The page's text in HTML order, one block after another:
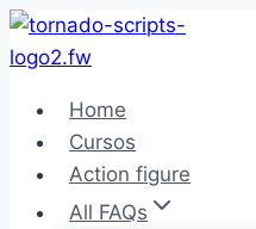
Pular
para
Conteúdo
Home
Cursos
Action figure
All FAQs